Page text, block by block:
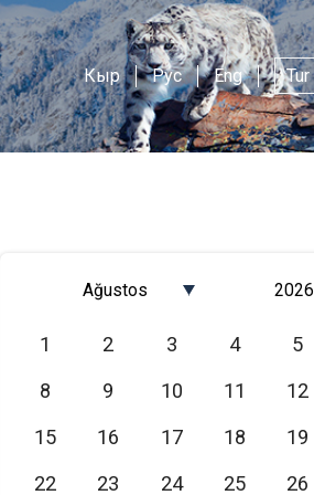
Кыр Рус Eng Tur
Ağustos
Март
Апрель
2026
2024
2023
1 2 3 4 5
8
9 10 11 12
15
16 17 18 19
22
23 24 25 26